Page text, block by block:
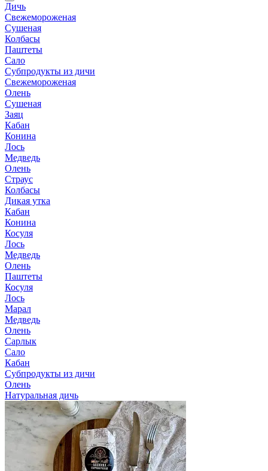
Дичь
Свежемороженая
Сушеная
Колбасы
Паштеты
Сало
Субпродукты из дичи
Свежемороженая
Олень
Сушеная
Заяц
Кабан
Конина
Лось
Медведь
Олень
Страус
Колбасы
Дикая утка
Кабан
Конина
Косуля
Лось
Медведь
Олень
Паштеты
Косуля
Лось
Марал
Медведь
Олень
Сарлык
Сало
Кабан
Субпродукты из дичи
Олень
Натуральная дичь